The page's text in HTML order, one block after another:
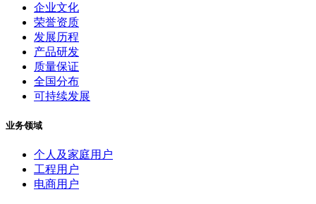
企业文化
荣誉资质
发展历程
产品研发
质量保证
全国分布
可持续发展
业务领域
个人及家庭用户
工程用户
电商用户